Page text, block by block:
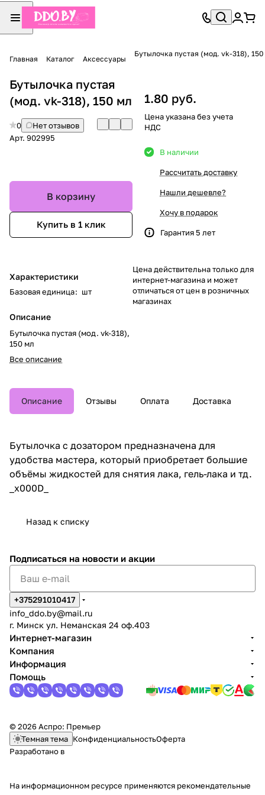
Главная Каталог Аксессуары
Бутылочка пустая (мод. vk-318),
Бутылочка пустая
(мод. vk-318), 150 мл
0
Нет отзывов
Арт. 902995
В корзину
Купить в 1 клик
Характеристики
Базовая единица: шт
Описание
Бутылочка пустая (мод. vk-318),
150 мл
Все описание
1.80 руб.
Цена указана без учета
НДС
В наличии
Рассчитать доставку
Нашли дешевле?
Хочу в подарок
Гарантия 5 лет
Цена действительна только для
интернет-магазина и может
отличаться от цен в розничных
магазинах
Описание Отзывы Оплата Доставка
Бутылочка с дозатором предназначена для
удобства мастера, который приобретает большие
объёмы жидкостей для снятия лака, гель-лака и тд.
_x000D_
Назад к списку
Подписаться на новости и акции
+375291010417
info_ddo.by@mail.ru
г. Минск ул. Неманская 24 оф.403
Интернет-магазин
Компания
Информация
Помощь
© 2026 Аспро: Премьер
Темная тема КонфиденциальностьОферта
Разработано в
На информационном ресурсе применяются рекомендательные